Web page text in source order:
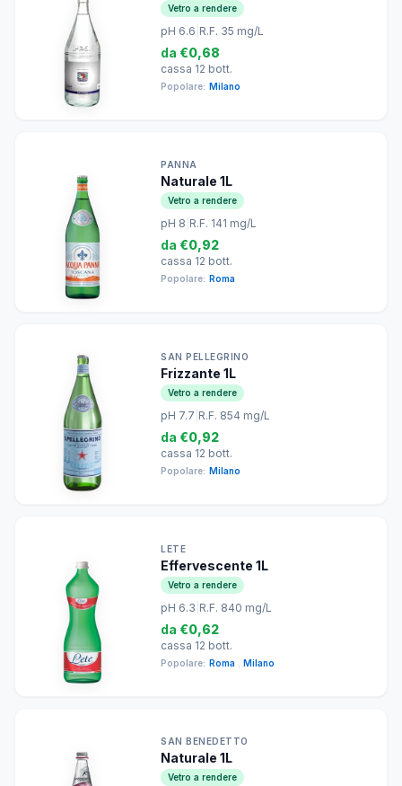
Vetro a rendere
pH 6.6 R.F. 35 mg/L
da €0,68
cassa 12 bott.
Popolare: Milano
PANNA
Naturale 1L
Vetro a rendere
pH 8 R.F. 141 mg/L
da €0,92
cassa 12 bott.
Popolare: Roma
SAN PELLEGRINO
Frizzante 1L
Vetro a rendere
pH 7.7 R.F. 854 mg/L
da €0,92
cassa 12 bott.
Popolare: Milano
LETE
Effervescente 1L
Vetro a rendere
pH 6.3 R.F. 840 mg/L
da €0,62
cassa 12 bott.
Popolare: Roma Milano
SAN BENEDETTO
Naturale 1L
Vetro a rendere